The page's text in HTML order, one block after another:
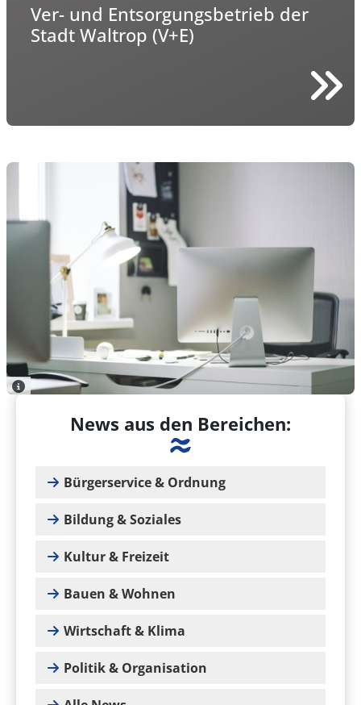
Ver- und Entsorgungsbetrieb der
Stadt Waltrop (V+E)
News aus den Bereichen:
Bürgerservice & Ordnung
Bildung & Soziales
Kultur & Freizeit
Bauen & Wohnen
Wirtschaft & Klima
Politik & Organisation